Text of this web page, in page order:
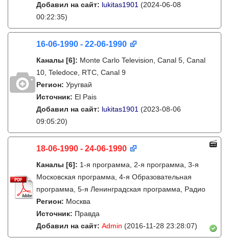
Добавил на сайт: lukitas1901 (2024-06-08
00:22:35)
16-06-1990 - 22-06-1990
Каналы [6]: Monte Carlo Television, Canal 5, Canal
10, Teledoce, RTC, Canal 9
Регион: Уругвай
Источник: El Pais
Добавил на сайт: lukitas1901 (2023-08-06
09:05:20)
18-06-1990 - 24-06-1990
Каналы [6]: 1-я программа, 2-я программа, 3-я
Московская программа, 4-я Образовательная
программа, 5-я Ленинградская программа, Радио
Регион: Москва
Источник: Правда
Добавил на сайт: Admin (2016-11-28 23:28:07)